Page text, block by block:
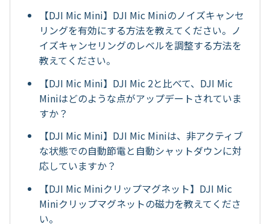
【DJI Mic Mini】DJI Mic Miniのノイズキャンセ
リングを有効にする方法を教えてください。ノ
イズキャンセリングのレベルを調整する方法を
教えてください。
【DJI Mic Mini】DJI Mic 2と比べて、DJI Mic
Miniはどのような点がアップデートされていま
すか？
【DJI Mic Mini】DJI Mic Miniは、非アクティブ
な状態での自動節電と自動シャットダウンに対
応していますか？
【DJI Mic Miniクリップマグネット】DJI Mic
Miniクリップマグネットの磁力を教えてくださ
い。